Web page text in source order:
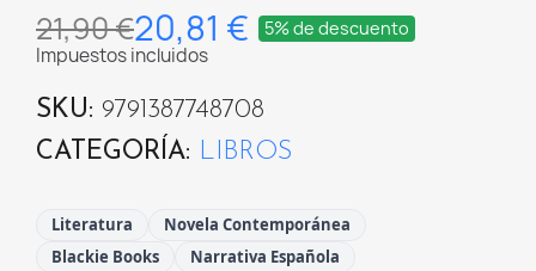
21,90 €20,81 € 5% de descuento
Impuestos incluidos
SKU
9791387748708
CATEGORÍA
LIBROS
Literatura
Novela Contemporánea
Blackie Books
Narrativa Española